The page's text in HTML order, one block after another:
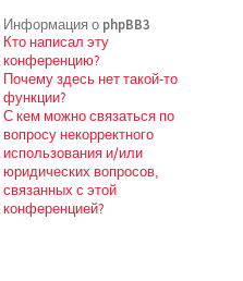
Информация о phpBB3
Кто написал эту
конференцию?
Почему здесь нет такой-то
функции?
С кем можно связаться по
вопросу некорректного
использования и/или
юридических вопросов,
связанных с этой
конференцией?